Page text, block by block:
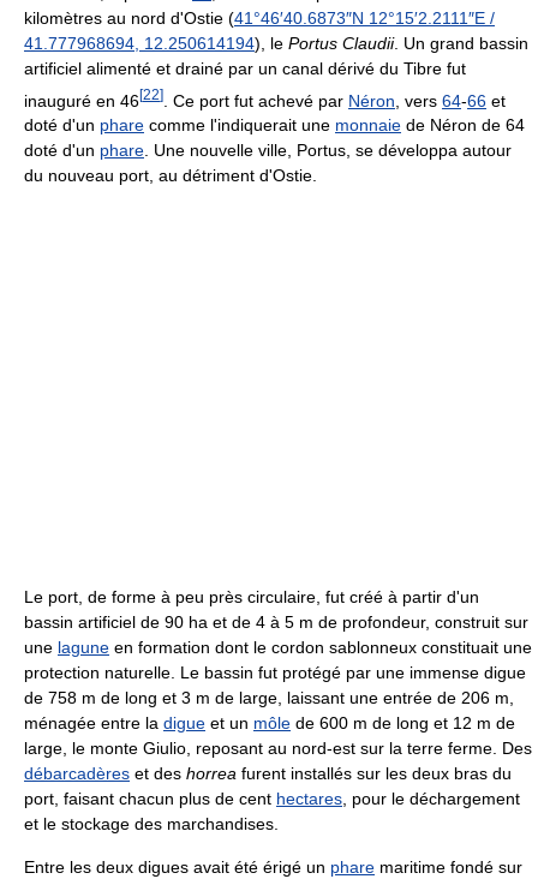
kilomètres au nord d'Ostie (41°46′40.6873″N 12°15′2.2111″E /
41.777968694 12.250614194), le Portus Claudii. Un grand bassin
artificiel alimenté et drainé par un canal dérivé du Tibre fut
inauguré en 46[22] . Ce port fut achevé par Néron , vers 64-66 et
doté d'un phare comme l'indiquerait une monnaie de Néron de 64
doté d'un phare. Une nouvelle ville, Portus, se développa autour
du nouveau port, au détriment d'Ostie.
Le port, de forme à peu près circulaire, fut créé à partir d'un
bassin artificiel de 90 ha et de 4 à 5 m de profondeur, construit sur
une lagune en formation dont le cordon sablonneux constituait une
protection naturelle. Le bassin fut protégé par une immense digue
de 758 m de long et 3 m de large, laissant une entrée de 206 m,
ménagée entre la digue et un môle de 600 m de long et 12 m de
large, le monte Giulio, reposant au nord-est sur la terre ferme. Des
débarcadères et des horrea furent installés sur les deux bras du
port, faisant chacun plus de cent hectares, pour le déchargement
et le stockage des marchandises.
Entre les deux digues avait été érigé un phare maritime fondé sur